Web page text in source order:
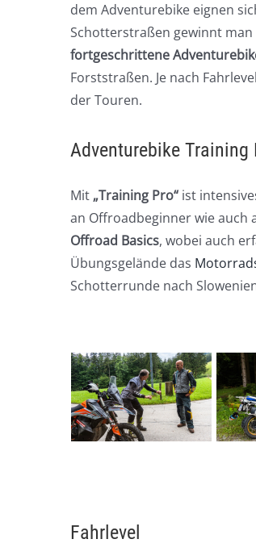
dem Adventurebike eignen
Schotterstraßen gewinnt
fortgeschrittene
Forststraßen. Je nach
der Touren.
Adventurebike Training
Mit „Training Pro“ ist
an Offroadbeginner wie
Offroad Basics, wobei auch
Übungsgelände das
Schotterrunde nach
Fahrlevel